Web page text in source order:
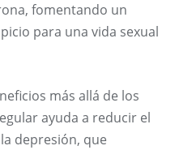
fomentando un
para una vida sexual
más allá de los
ayuda a reducir el
depresión, que